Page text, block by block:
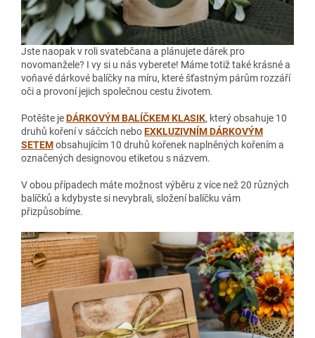
Jste naopak v roli svatebčana a plánujete dárek pro
novomanžele? I vy si u nás vyberete! Máme totiž také krásné a
voňavé dárkové balíčky na míru, které šťastným párům rozzáří
oči a provoní jejich společnou cestu životem.
Potěšte jeDÁRKOVÝM BALÍČKEM KLASIK, který obsahuje 10
druhů koření v sáčcích neboEXKLUZIVNÍM DÁRKOVÝM
SETEMobsahujícím 10 druhů kořenek naplněných kořením a
označených designovou etiketou s názvem.
V obou případech máte možnost výběru z více než 20 různých
balíčků a kdybyste si nevybrali, složení balíčku vám
přizpůsobíme.